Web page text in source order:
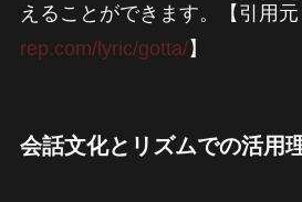
えることができます。【引用元
rep.com/lyric/gotta/】
会話文化とリズムでの活用